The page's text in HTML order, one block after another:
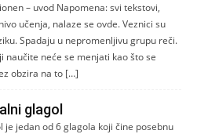
– uvod Napomena: svi tekstovi,
učenja, nalaze se ovde. Veznici su
Spadaju u nepromenljivu grupu reči.
naučite neće se menjati kao što se
obzira na to […]
glagol
jedan od 6 glagola koji čine posebnu